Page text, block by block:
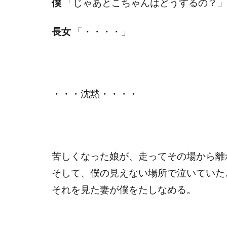
僕 「じゃあとこちゃんはどうするの？」
長女 「・・・・」
・・・沈黙・・・・
苦しくなった娘が、走ってその場から離
そして、僕の見えない場所で泣いていた
それを見た妻が僕をたしなめる。